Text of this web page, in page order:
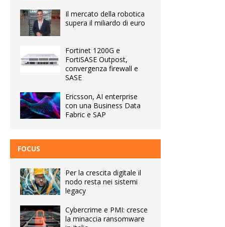
Il mercato della robotica
supera il miliardo di euro
Fortinet 1200G e
FortiSASE Outpost,
convergenza firewall e
SASE
Ericsson, AI enterprise
con una Business Data
Fabric e SAP
FOCUS
Per la crescita digitale il
nodo resta nei sistemi
legacy
Cybercrime e PMI: cresce
la minaccia ransomware